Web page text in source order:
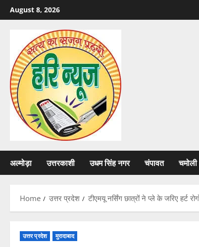
Skip
to
August 8, 2026
अल्मोड़ा उत्तरकाशी उधम सिंह नगर चंपावत चमोली
Home उत्तर प्रदेश टीएमयू नर्सिंग छात्रों ने प्ले के जरिए हर्ट
उत्तर प्रदेश मुरादाबाद